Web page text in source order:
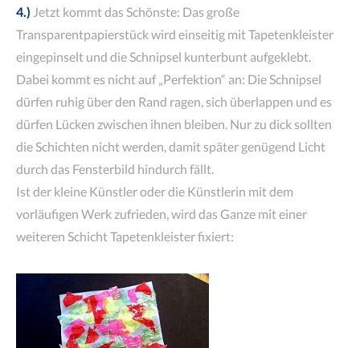
4.) Jetzt kommt das Schönste: Das große
Transparentpapierstück wird einseitig mit Tapetenkleister
eingepinselt und die Schnipsel kunterbunt aufgeklebt.
Dabei kommt es nicht auf „Perfektion“ an: Die Schnipsel
dürfen ruhig über den Rand ragen, sich überlappen und es
dürfen Lücken zwischen ihnen bleiben. Nur zu dick sollten
die Schichten nicht werden, damit später genügend Licht
durch das Fensterbild hindurch fällt.
Ist der kleine Künstler oder die Künstlerin mit dem
vorläufigen Werk zufrieden, wird das Ganze mit einer
weiteren Schicht Tapetenkleister fixiert: